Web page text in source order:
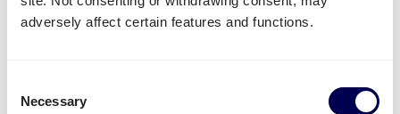
adversely affect certain features and functions.
Selection
Necessary
gebruiken voor de route Luxemburg-
Beschikbare transport diensten